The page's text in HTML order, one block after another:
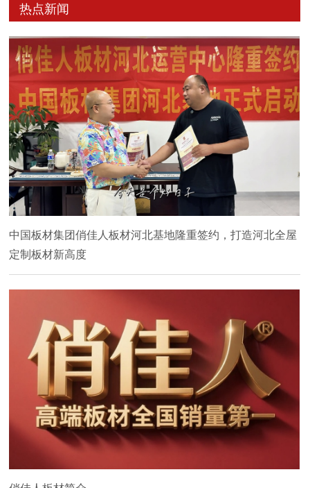
热点新闻
中国板材集团俏佳人板材河北基地隆重签约，打造河北全屋
定制板材新高度